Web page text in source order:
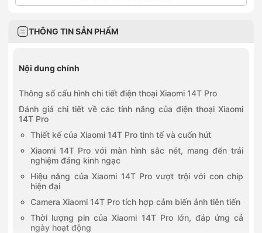
THÔNG TIN SẢN PHẨM
Nội dung chính
Thông số cấu hình chi tiết điện thoại Xiaomi 14T Pro
Đánh giá chi tiết về các tính năng của điện thoại Xiaomi
14T Pro
Thiết kế của Xiaomi 14T Pro tinh tế và cuốn hút
Xiaomi 14T Pro với màn hình sắc nét, mang đến trải
nghiệm đáng kinh ngạc
Hiệu năng của Xiaomi 14T Pro vượt trội với con chip
hiện đại
Camera Xiaomi 14T Pro tích hợp cảm biến ảnh tiên tiến
Thời lượng pin của Xiaomi 14T Pro lớn, đáp ứng cả
ngày hoạt động